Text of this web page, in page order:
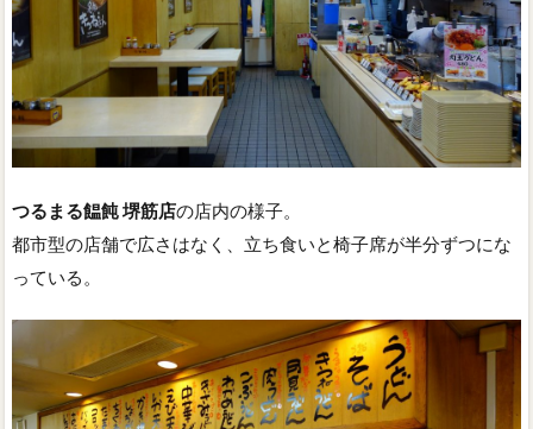
つるまる饂飩 堺筋店の店内の様子。
都市型の店舗で広さはなく、立ち食いと椅子席が半分ずつにな
っている。